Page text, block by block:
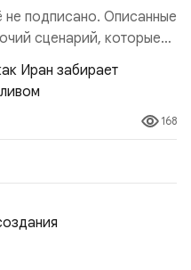
подписано. Описанные
сценарий, которые
ключевые
1. Новые
Ранее Иран и Оман
началах —
закрепляет за
168